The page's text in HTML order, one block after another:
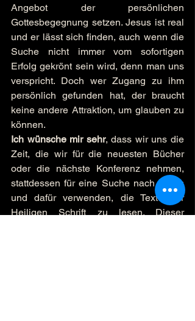
Angebot der persönlichen
Gottesbegegnung setzen. Jesus ist real
und er lässt sich finden, auch wenn die
Suche nicht immer vom sofortigen
Erfolg gekrönt sein wird, denn man uns
verspricht. Doch wer Zugang zu ihm
persönlich gefunden hat, der braucht
keine andere Attraktion, um glauben zu
können.
Ich wünsche mir sehr, dass wir uns die
Zeit, die wir für die neuesten Bücher
oder die nächste Konferenz nehmen,
stattdessen für eine Suche nach Jesus
und dafür verwenden, die Texte der
Heiligen Schrift zu lesen. Dieser